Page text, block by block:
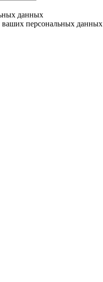
данных
ваших персональных данных